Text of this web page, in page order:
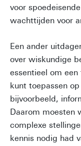
voor
wachttijden voor
Een ander
over wiskundige
essentieel om
kunt toepassen
bijvoorbeeld,
Daarom moesten
complexe
kennis nodig had